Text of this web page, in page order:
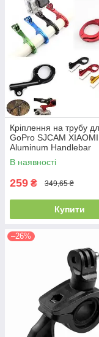
Кріплення на трубу
GoPro SJCAM XIAOMI
Aluminum Handlebar
В наявності
259 ₴ 349,65 ₴
Купити
–26%